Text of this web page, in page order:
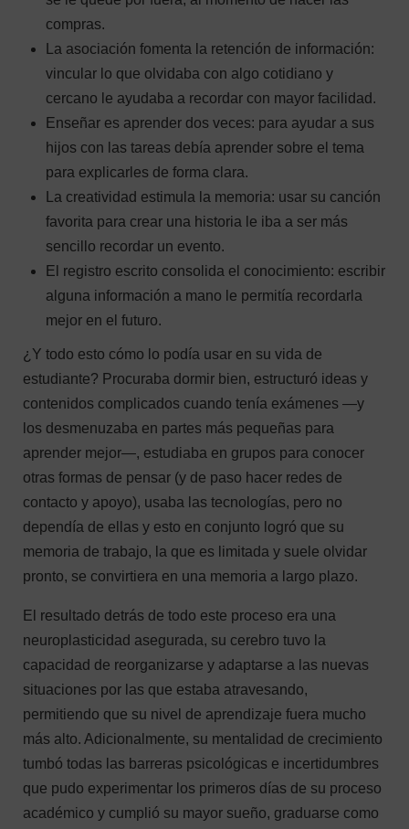
compras.
La asociación fomenta la retención de información:
vincular lo que olvidaba con algo cotidiano y
cercano le ayudaba a recordar con mayor facilidad.
Enseñar es aprender dos veces: para ayudar a sus
hijos con las tareas debía aprender sobre el tema
para explicarles de forma clara.
La creatividad estimula la memoria: usar su canción
favorita para crear una historia le iba a ser más
sencillo recordar un evento.
El registro escrito consolida el conocimiento: escribir
alguna información a mano le permitía recordarla
mejor en el futuro.
¿Y todo esto cómo lo podía usar en su vida de
estudiante? Procuraba dormir bien, estructuró ideas y
contenidos complicados cuando tenía exámenes —y
los desmenuzaba en partes más pequeñas para
aprender mejor—, estudiaba en grupos para conocer
otras formas de pensar (y de paso hacer redes de
contacto y apoyo), usaba las tecnologías, pero no
dependía de ellas y esto en conjunto logró que su
memoria de trabajo, la que es limitada y suele olvidar
pronto, se convirtiera en una memoria a largo plazo.
El resultado detrás de todo este proceso era una
neuroplasticidad asegurada, su cerebro tuvo la
capacidad de reorganizarse y adaptarse a las nuevas
situaciones por las que estaba atravesando,
permitiendo que su nivel de aprendizaje fuera mucho
más alto. Adicionalmente, su mentalidad de crecimiento
tumbó todas las barreras psicológicas e incertidumbres
que pudo experimentar los primeros días de su proceso
académico y cumplió su mayor sueño, graduarse como